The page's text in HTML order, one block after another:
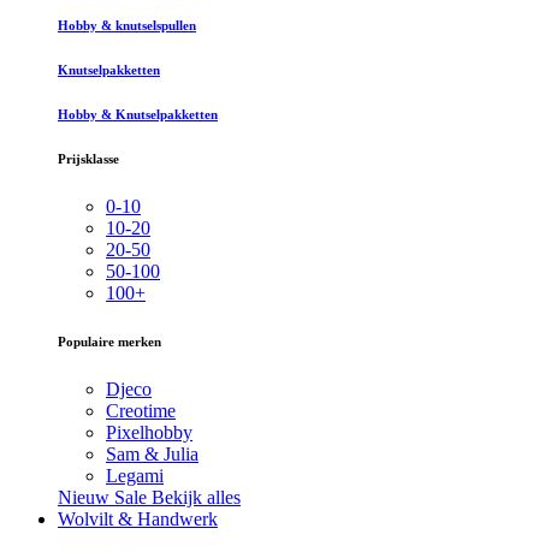
Hobby & knutselspullen
Knutselpakketten
Hobby & Knutselpakketten
Prijsklasse
0-10
10-20
20-50
50-100
100+
Populaire merken
Djeco
Creotime
Pixelhobby
Sam & Julia
Legami
Nieuw Sale Bekijk alles
Wolvilt & Handwerk